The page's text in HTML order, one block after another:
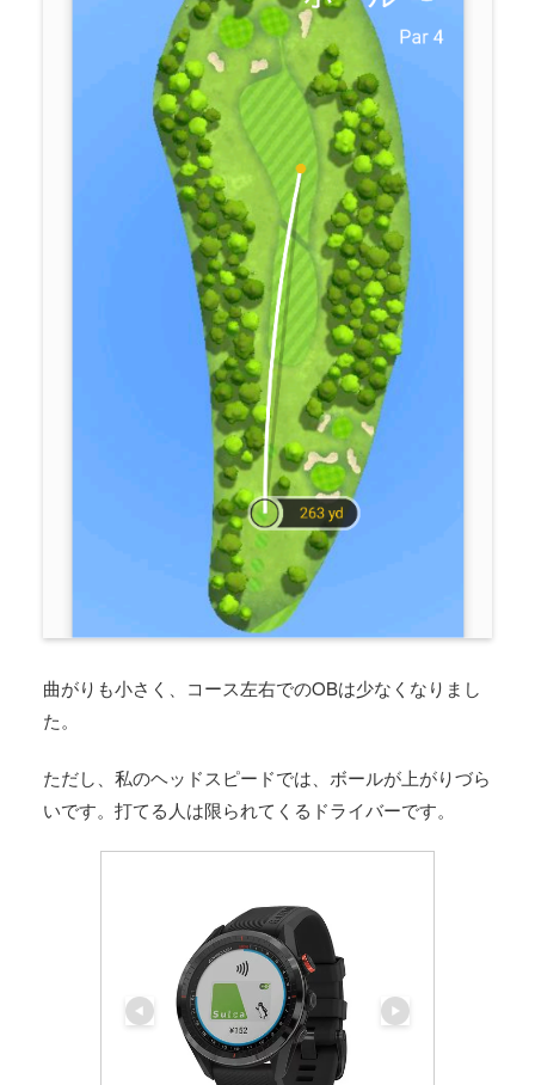
曲がりも小さく、コース左右でのOBは少なくなりまし
た。
ただし、私のヘッドスピードでは、ボールが上がりづら
いです。打てる人は限られてくるドライバーです。